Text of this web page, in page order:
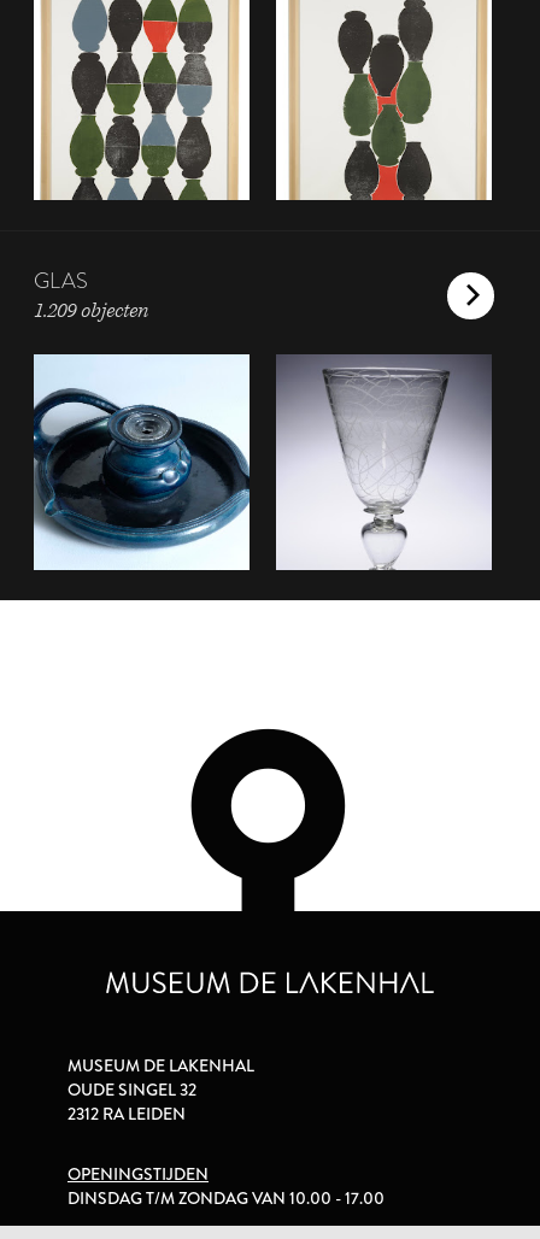
GLAS
1.209 objecten
MUSEUM DE LAKENHAL
OUDE SINGEL 32
2312 RA LEIDEN
OPENINGSTIJDEN
DINSDAG T/M ZONDAG VAN 10.00 - 17.00